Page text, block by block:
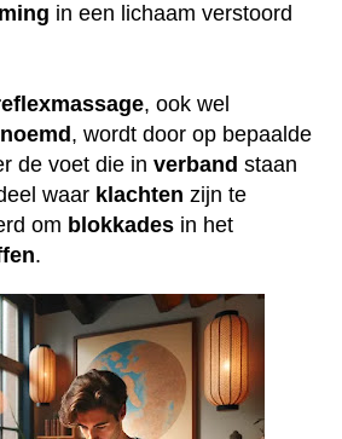
in een lichaam verstoord
, ook wel
, wordt door op bepaalde
de voet die in verband staan
waar klachten zijn te
om blokkades in het
.